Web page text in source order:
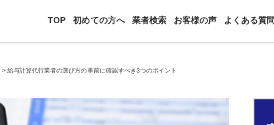
TOP 初めての方へ 業者検索 お客様の声 よくある質問
>給与計算代行業者の選び方の事前に確認すべき3つのポイント